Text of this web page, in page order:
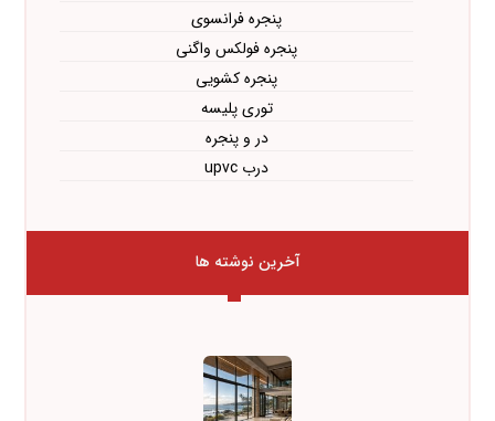
پنجره فرانسوی
پنجره فولکس واگنی
پنجره کشویی
توری پلیسه
در و پنجره
درب upvc
آخرین نوشته ها